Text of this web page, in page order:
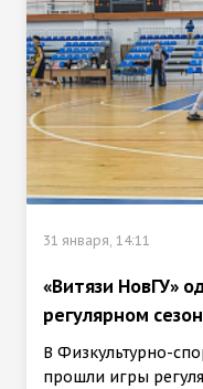
31 января, 14:11
«Витязи НовГУ»
регулярном
В Физкультурно-
прошли игры